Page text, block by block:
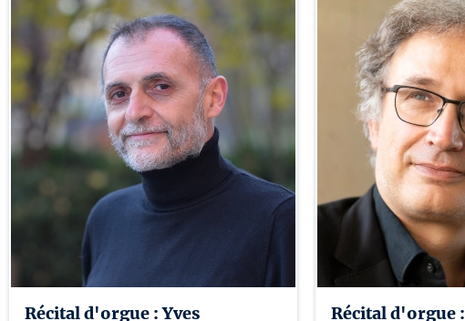
Récital d'orgue : Yves Récital d'orgue